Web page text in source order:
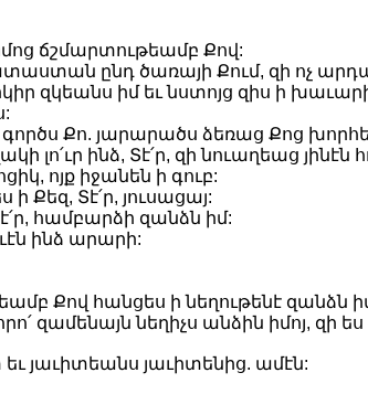
ճշմարտութեամբ Քով:
ընդ ծառայի Քում, զի ոչ
զկեանս իմ եւ նստոյց զիս ի
Քո. յարարածս ձեռաց Քոց
ինձ, Տէ՛ր, զի նուաղեաց յինէն
ոյք իջանեն ի գուբ:
Քեզ, Տէ՛ր, յուսացայ:
համբարձի զանձն իմ:
ինձ արարի:
Քով հանցես ի նեղութենէ զանձն
զամենայն նեղիչս անձին իմոյ, զի
եւ յաւիտեանս յաւիտենից. ամէն: